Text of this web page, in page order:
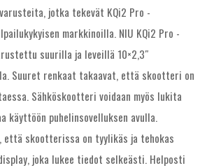
jotka tekevät KQi2 Pro -
markkinoilla. NIU KQi2 Pro -
suurilla ja leveillä 10×2,3″
Suuret renkaat takaavat, että skootteri on
Sähköskootteri voidaan myös lukita
käyttöön puhelinsovelluksen avulla.
että skootterissa on tyylikäs ja tehokas
joka lukee tiedot selkeästi. Helposti